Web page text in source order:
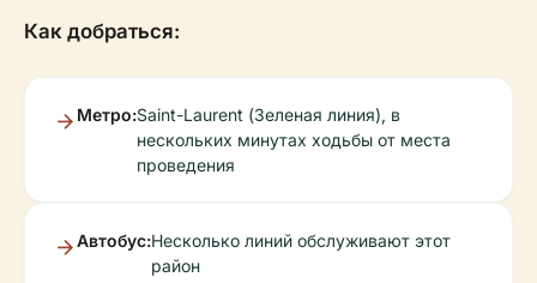
Как добраться:
Метро:Saint-Laurent (Зеленая линия), в
нескольких минутах ходьбы от места
проведения
Автобус:Несколько линий обслуживают этот
район